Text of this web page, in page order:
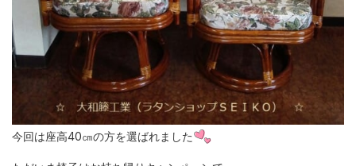
今回は座高40㎝の方を選ばれました